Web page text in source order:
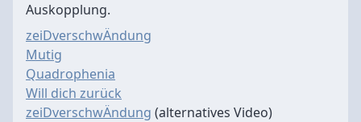
Auskopplung.
zeiDverschwÄndung
Mutig
Quadrophenia
Will dich zurück
zeiDverschwÄndung (alternatives Video)